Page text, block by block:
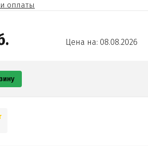
оплаты
Цена на: 08.08.2026